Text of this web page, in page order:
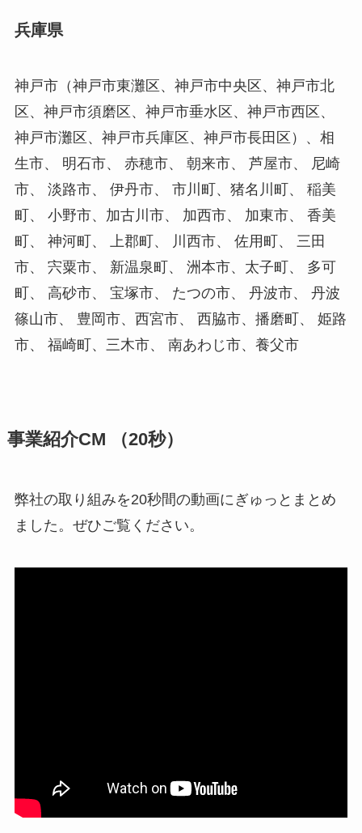
兵庫県
神戸市（神戸市東灘区、神戸市中央区、神戸市北
区、神戸市須磨区、神戸市垂水区、神戸市西区、
神戸市灘区、神戸市兵庫区、神戸市長田区）、相
生市、 明石市、 赤穂市、 朝来市、 芦屋市、 尼崎
市、 淡路市、 伊丹市、 市川町、猪名川町、 稲美
町、 小野市、加古川市、 加西市、 加東市、 香美
町、 神河町、 上郡町、 川西市、 佐用町、 三田
市、 宍粟市、 新温泉町、 洲本市、太子町、 多可
町、 高砂市、 宝塚市、 たつの市、 丹波市、 丹波
篠山市、 豊岡市、西宮市、 西脇市、播磨町、 姫路
市、 福崎町、三木市、 南あわじ市、養父市
事業紹介CM （20秒）
弊社の取り組みを20秒間の動画にぎゅっとまとめ
ました。ぜひご覧ください。